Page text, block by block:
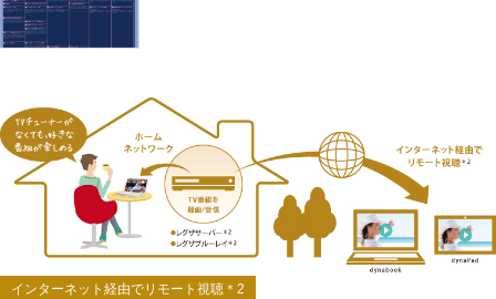
インターネット経由でリモート視聴＊2